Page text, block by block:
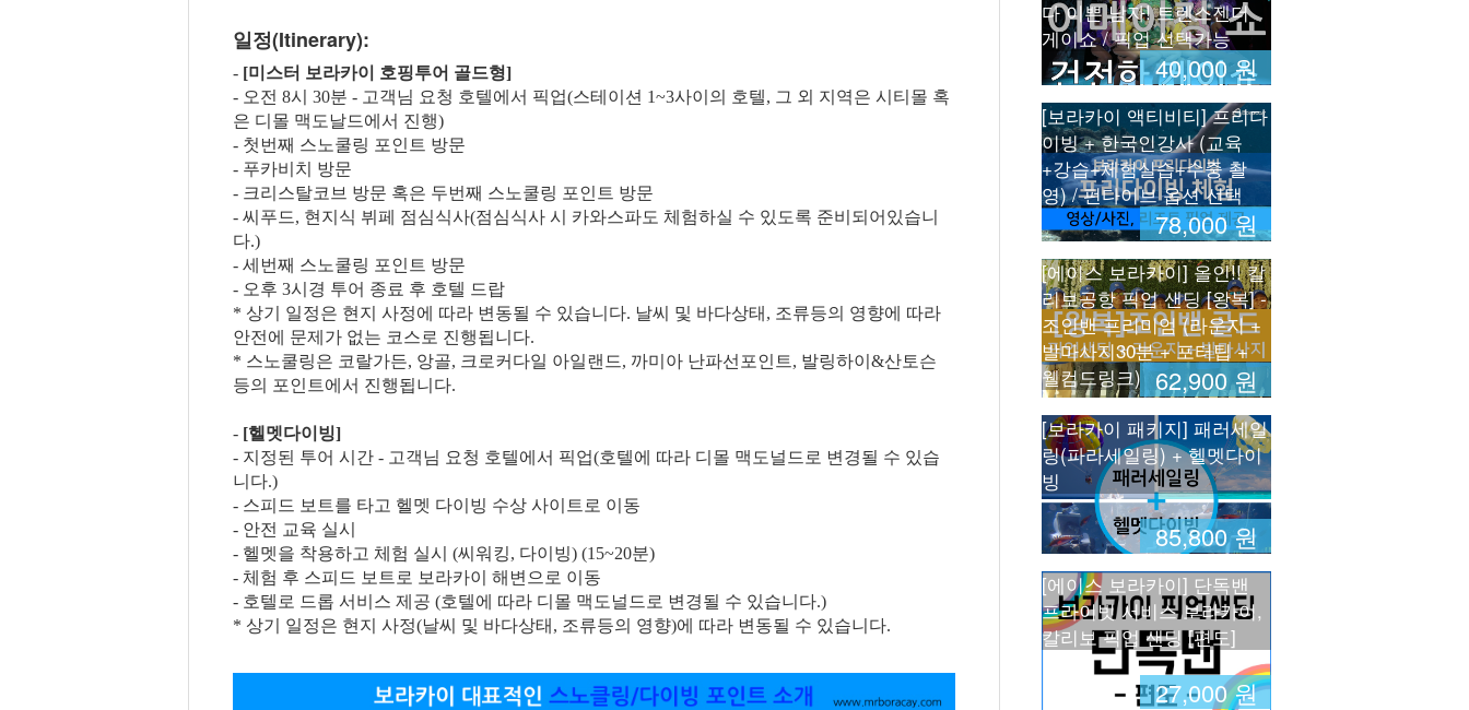
일정(Itinerary):
- [미스터 보라카이 호핑투어 골드형]
- 오전 8시 30분 - 고객님 요청 호텔에서 픽업(스테이션 1~3사이의 호텔, 그 외 지역은 시티몰 혹
은 디몰 맥도날드에서 진행)
- 첫번째 스노쿨링 포인트 방문
- 푸카비치 방문
- 크리스탈코브 방문 혹은 두번째 스노쿨링 포인트 방문
- 씨푸드, 현지식 뷔페 점심식사(점심식사 시 카와스파도 체험하실 수 있도록 준비되어있습니
다.)
- 세번째 스노쿨링 포인트 방문
- 오후 3시경 투어 종료 후 호텔 드랍
* 상기 일정은 현지 사정에 따라 변동될 수 있습니다. 날씨 및 바다상태, 조류등의 영향에 따라
안전에 문제가 없는 코스로 진행됩니다.
* 스노쿨링은 코랄가든, 앙골, 크로커다일 아일랜드, 까미아 난파선포인트, 발링하이&산토슨
등의 포인트에서 진행됩니다.
- [헬멧다이빙]
- 지정된 투어 시간 - 고객님 요청 호텔에서 픽업(호텔에 따라 디몰 맥도널드로 변경될 수 있습
니다.)
- 스피드 보트를 타고 헬멧 다이빙 수상 사이트로 이동
- 안전 교육 실시
- 헬멧을 착용하고 체험 실시 (씨워킹, 다이빙) (15~20분)
- 체험 후 스피드 보트로 보라카이 해변으로 이동
- 호텔로 드롭 서비스 제공 (호텔에 따라 디몰 맥도널드로 변경될 수 있습니다.)
* 상기 일정은 현지 사정(날씨 및 바다상태, 조류등의 영향)에 따라 변동될 수 있습니다.
40,000 원
다 이쁜 남자! 트렌스젠더
게이쇼 / 픽업 선택가능
78,000 원
[보라카이 액티비티] 프리다
이빙 + 한국인강사 (교육
+강습+체험실습+수중 촬
영) / 펀다이브 옵션 선택
62,900 원
[에이스 보라카이] 올인!! 칼
리보공항 픽업 샌딩 [왕복] -
조인밴 프리미엄 (라운지 +
발마사지30분 + 포터팁 +
웰컴드링크)
85,800 원
[보라카이 패키지] 패러세일
링(파라세일링) + 헬멧다이
빙
27,000 원
[에이스 보라카이] 단독밴
프라이빗 서비스 보라카이, 
칼리보 픽업 샌딩 [편도]